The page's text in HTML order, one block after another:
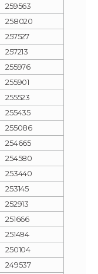
259563
258020
257527
257213
255976
255901
255523
255435
255086
254665
254580
253440
253145
252913
251666
251494
250104
249537